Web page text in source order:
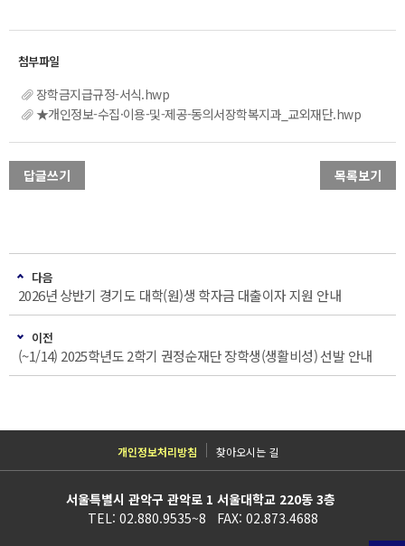
장학금지급규정-서식.hwp
★개인정보-수집·이용-및-제공-동의서장학복지과_교외재단.hwp
답글쓰기 목록보기
다음
2026년 상반기 경기도 대학(원)생 학자금 대출이자 지원 안내
이전
(~1/14) 2025학년도 2학기 권정순재단 장학생(생활비성) 선발 안내
개인정보처리방침 찾아오시는 길
서울특별시 관악구 관악로 1 서울대학교 220동 3층
TEL: 02.880.9535~8 FAX: 02.873.4688